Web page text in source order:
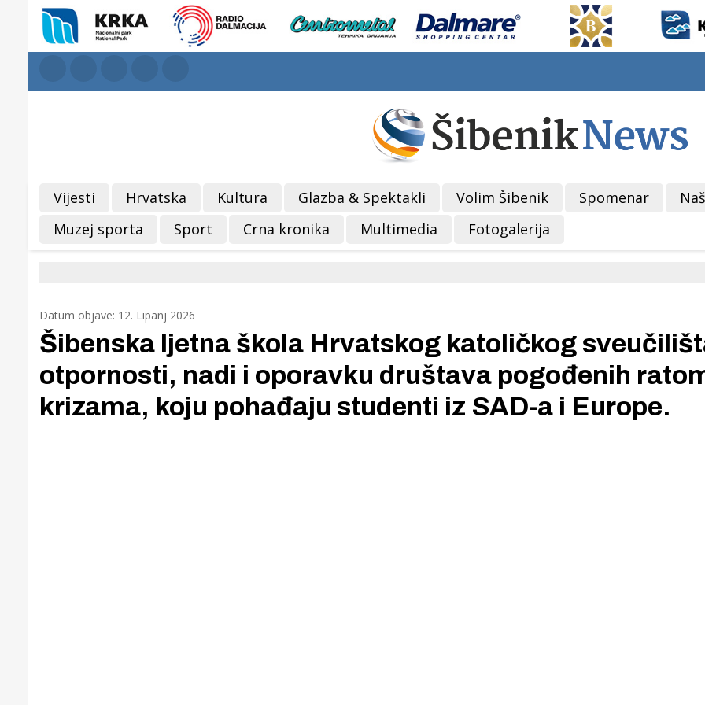
Vijesti Hrvatska Kultura Glazba & Spektakli Volim Šibenik Spomenar
Muzej sporta
Sport Crna kronika Multimedia Fotogalerija
Datum objave: 12. Lipanj 2026
Šibenska ljetna škola Hrvatskog katoličkog
otpornosti, nadi i oporavku društava pogođenih
krizama, koju pohađaju studenti iz SAD-a i Europe.